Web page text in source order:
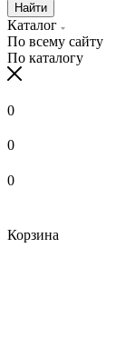
Найти
Каталог
По всему сайту
По каталогу
0
0
0
Корзина